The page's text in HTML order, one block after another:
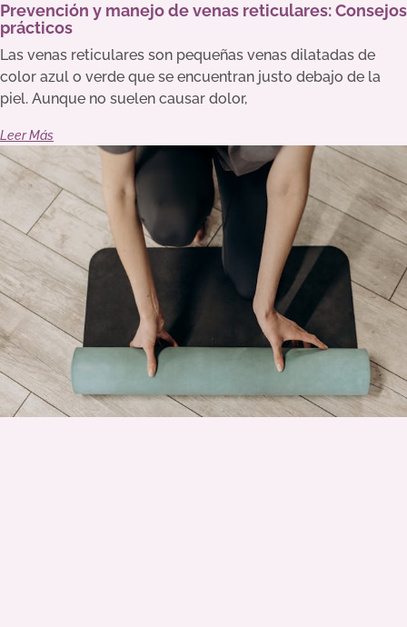
Prevención y manejo de venas reticulares: Consejos
prácticos
Las venas reticulares son pequeñas venas dilatadas de
color azul o verde que se encuentran justo debajo de la
piel. Aunque no suelen causar dolor,
Leer Más